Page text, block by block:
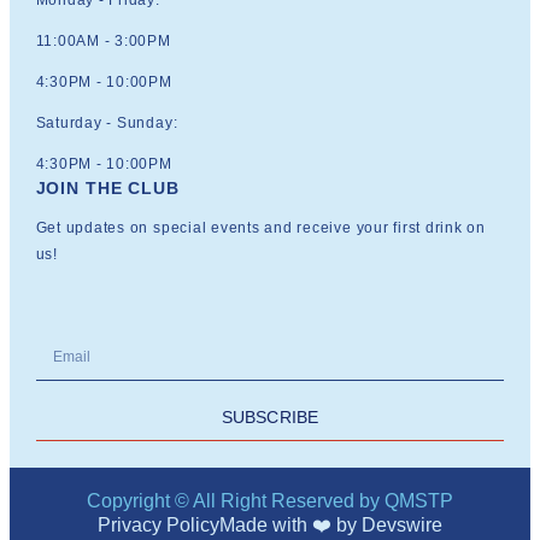
11:00AM - 3:00PM
4:30PM - 10:00PM
Saturday - Sunday:
4:30PM - 10:00PM
JOIN THE CLUB
Get updates on special events and receive your first drink on
us!
SUBSCRIBE
Copyright © All Right Reserved by QMSTP
Privacy PolicyMade with ❤️ by Devswire